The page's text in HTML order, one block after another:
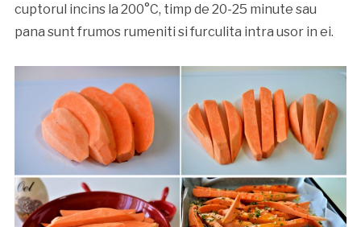
cuptorul incins la 200°C, timp de 20-25 minute sau
pana sunt frumos rumeniti si furculita intra usor in ei.